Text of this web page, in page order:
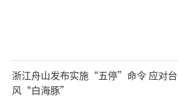
浙江舟山发布实施“五停”命令 应对台
风“白海豚”